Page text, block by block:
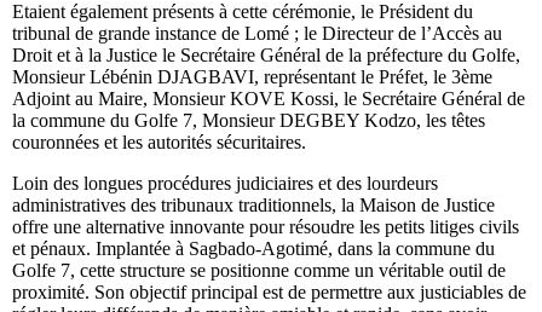
Etaient également présents à cette cérémonie, le Président du
tribunal de grande instance de Lomé ; le Directeur de l’Accès au
Droit et à la Justice le Secrétaire Général de la préfecture du Golfe,
Monsieur Lébénin DJAGBAVI, représentant le Préfet, le 3ème
Adjoint au Maire, Monsieur KOVE Kossi, le Secrétaire Général de
la commune du Golfe 7, Monsieur DEGBEY Kodzo, les têtes
couronnées et les autorités sécuritaires.
Loin des longues procédures judiciaires et des lourdeurs
administratives des tribunaux traditionnels, la Maison de Justice
offre une alternative innovante pour résoudre les petits litiges civils
et pénaux. Implantée à Sagbado-Agotimé, dans la commune du
Golfe 7, cette structure se positionne comme un véritable outil de
proximité. Son objectif principal est de permettre aux justiciables de